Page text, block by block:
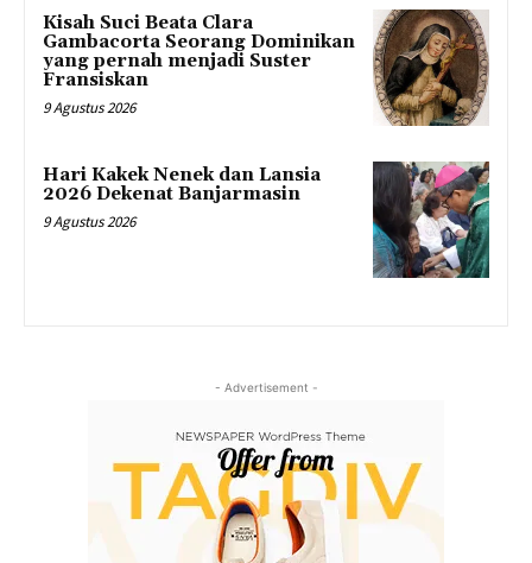
Kisah Suci Beata Clara
Gambacorta Seorang Dominikan
yang pernah menjadi Suster
Fransiskan
9 Agustus 2026
Hari Kakek Nenek dan Lansia
2026 Dekenat Banjarmasin
9 Agustus 2026
- Advertisement -